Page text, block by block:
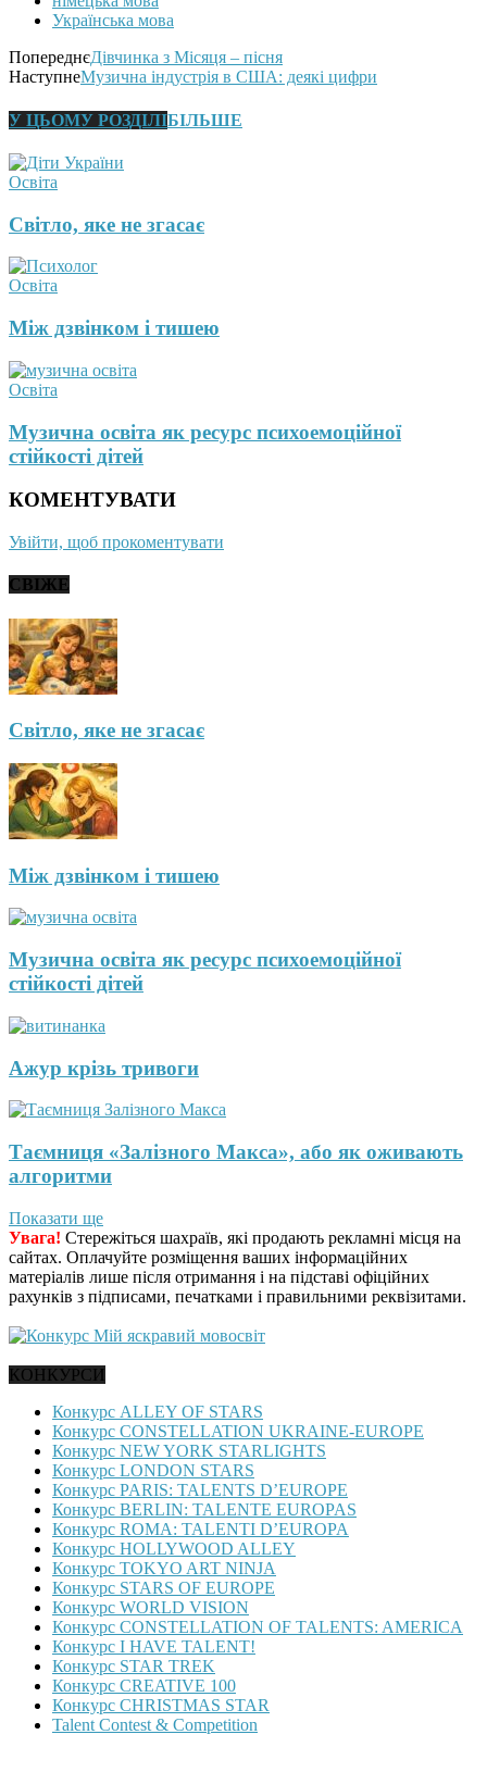
Українська мова
ПопереднєДівчинка з Місяця – пісня
НаступнеМузична індустрія в США: деякі цифри
У ЦЬОМУ РОЗДІЛІБІЛЬШЕ
Освіта
Світло, яке не згасає
Освіта
Між дзвінком і тишею
Освіта
Музична освіта як ресурс психоемоційної
стійкості дітей
КОМЕНТУВАТИ
Увійти, щоб прокоментувати
СВІЖЕ
Світло, яке не згасає
Між дзвінком і тишею
Музична освіта як ресурс психоемоційної
стійкості дітей
Ажур крізь тривоги
Таємниця «Залізного Макса», або як оживають
алгоритми
Показати ще
Увага! Стережіться шахраїв, які продають рекламні місця на
сайтах. Оплачуйте розміщення ваших інформаційних
матеріалів лише після отримання і на підставі офіційних
рахунків з підписами, печатками і правильними реквізитами.
КОНКУРСИ
Конкурс ALLEY OF STARS
Конкурс CONSTELLATION UKRAINE-EUROPE
Конкурс NEW YORK STARLIGHTS
Конкурс LONDON STARS
Конкурс PARIS: TALENTS D’EUROPE
Конкурс BERLIN: TALENTE EUROPAS
Конкурс ROMA: TALENTI D’EUROPA
Конкурс HOLLYWOOD ALLEY
Конкурс TOKYO ART NINJA
Конкурс STARS OF EUROPE
Конкурс WORLD VISION
Конкурс CONSTELLATION OF TALENTS: AMERICA
Конкурс I HAVE TALENT!
Конкурс STAR TREK
Конкурс CREATIVE 100
Конкурс CHRISTMAS STAR
Talent Contest & Competition